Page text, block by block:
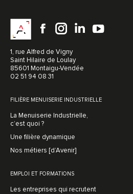
Facebook
instagram
LinkedIn
1, rue Alfred de Vigny
Saint Hilaire de Loulay
85601 Montaigu-Vendée
02 51 94 08 31
FILIÈRE MENUISERIE INDUSTRIELLE
La Menuiserie Industrielle,
c’est quoi ?
Une filière dynamique
Nos métiers [d’Avenir]
EMPLOI ET FORMATIONS
Les entreprises qui recrutent